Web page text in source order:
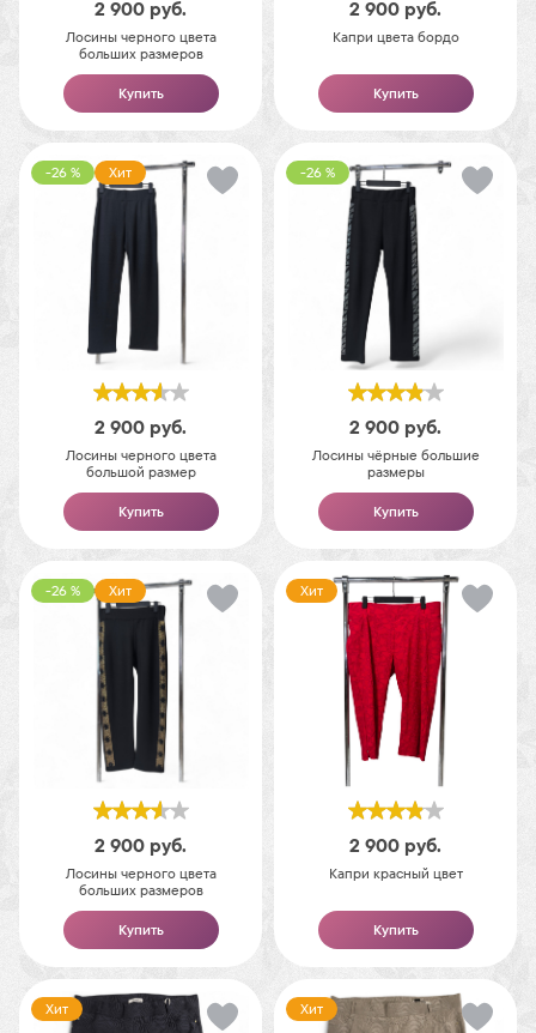
2 900 руб.
Лосины черного цвета
больших размеров
Купить
2 900 руб.
Капри цвета бордо
Купить
-26 % Хит
2 900 руб.
Лосины черного цвета
большой размер
Купить
-26 %
2 900 руб.
Лосины чёрные большие
размеры
Купить
-26 % Хит
2 900 руб.
Лосины черного цвета
больших размеров
Купить
Хит
2 900 руб.
Капри красный цвет
Купить
Хит Хит